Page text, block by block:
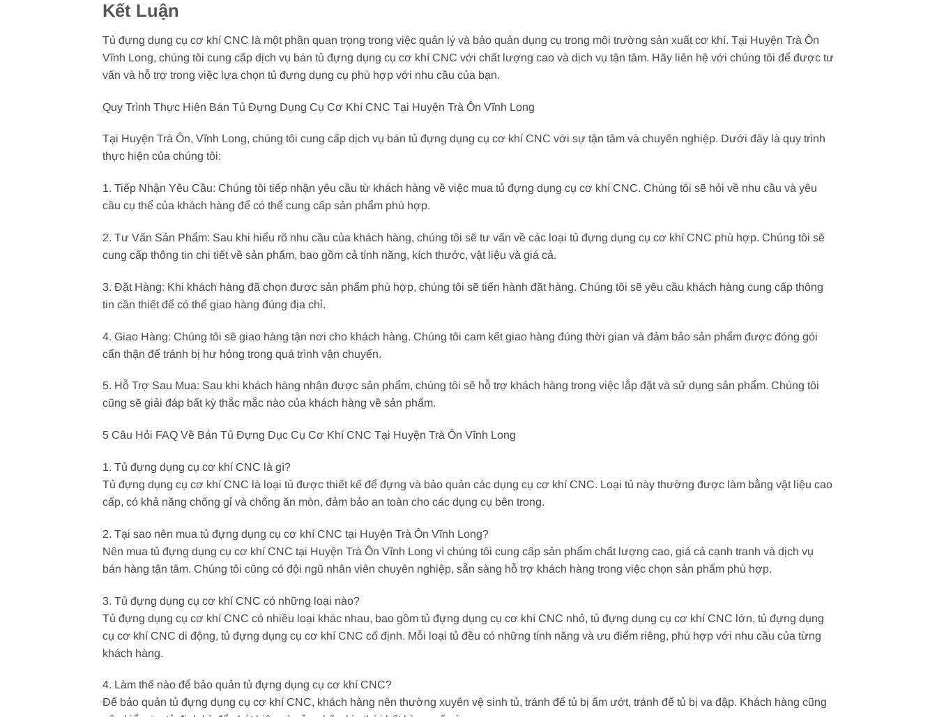
Kết Luận
Tủ đựng dụng cụ cơ khí CNC là một phần quan trọng trong việc quản lý và bảo quản dụng cụ trong môi trường sản xuất cơ khí. Tại Huyện Trà Ôn
Vĩnh Long, chúng tôi cung cấp dịch vụ bán tủ đựng dụng cụ cơ khí CNC với chất lượng cao và dịch vụ tận tâm. Hãy liên hệ với chúng tôi để được tư
vấn và hỗ trợ trong việc lựa chọn tủ đựng dụng cụ phù hợp với nhu cầu của bạn.
Quy Trình Thực Hiện Bán Tủ Đựng Dụng Cụ Cơ Khí CNC Tại Huyện Trà Ôn Vĩnh Long
Tại Huyện Trà Ôn, Vĩnh Long, chúng tôi cung cấp dịch vụ bán tủ đựng dụng cụ cơ khí CNC với sự tận tâm và chuyên nghiệp. Dưới đây là quy trình
thực hiện của chúng tôi:
1. Tiếp Nhận Yêu Cầu: Chúng tôi tiếp nhận yêu cầu từ khách hàng về việc mua tủ đựng dụng cụ cơ khí CNC. Chúng tôi sẽ hỏi về nhu cầu và yêu
cầu cụ thể của khách hàng để có thể cung cấp sản phẩm phù hợp.
2. Tư Vấn Sản Phẩm: Sau khi hiểu rõ nhu cầu của khách hàng, chúng tôi sẽ tư vấn về các loại tủ đựng dụng cụ cơ khí CNC phù hợp. Chúng tôi sẽ
cung cấp thông tin chi tiết về sản phẩm, bao gồm cả tính năng, kích thước, vật liệu và giá cả.
3. Đặt Hàng: Khi khách hàng đã chọn được sản phẩm phù hợp, chúng tôi sẽ tiến hành đặt hàng. Chúng tôi sẽ yêu cầu khách hàng cung cấp thông
tin cần thiết để có thể giao hàng đúng địa chỉ.
4. Giao Hàng: Chúng tôi sẽ giao hàng tận nơi cho khách hàng. Chúng tôi cam kết giao hàng đúng thời gian và đảm bảo sản phẩm được đóng gói
cẩn thận để tránh bị hư hỏng trong quá trình vận chuyển.
5. Hỗ Trợ Sau Mua: Sau khi khách hàng nhận được sản phẩm, chúng tôi sẽ hỗ trợ khách hàng trong việc lắp đặt và sử dụng sản phẩm. Chúng tôi
cũng sẽ giải đáp bất kỳ thắc mắc nào của khách hàng về sản phẩm.
5 Câu Hỏi FAQ Về Bán Tủ Đựng Dục Cụ Cơ Khí CNC Tại Huyện Trà Ôn Vĩnh Long
1. Tủ đựng dụng cụ cơ khí CNC là gì?
Tủ đựng dụng cụ cơ khí CNC là loại tủ được thiết kế để đựng và bảo quản các dụng cụ cơ khí CNC. Loại tủ này thường được làm bằng vật liệu cao
cấp, có khả năng chống gỉ và chống ăn mòn, đảm bảo an toàn cho các dụng cụ bên trong.
2. Tại sao nên mua tủ đựng dụng cụ cơ khí CNC tại Huyện Trà Ôn Vĩnh Long?
Nên mua tủ đựng dụng cụ cơ khí CNC tại Huyện Trà Ôn Vĩnh Long vì chúng tôi cung cấp sản phẩm chất lượng cao, giá cả cạnh tranh và dịch vụ
bán hàng tận tâm. Chúng tôi cũng có đội ngũ nhân viên chuyên nghiệp, sẵn sàng hỗ trợ khách hàng trong việc chọn sản phẩm phù hợp.
3. Tủ đựng dụng cụ cơ khí CNC có những loại nào?
Tủ đựng dụng cụ cơ khí CNC có nhiều loại khác nhau, bao gồm tủ đựng dụng cụ cơ khí CNC nhỏ, tủ đựng dụng cụ cơ khí CNC lớn, tủ đựng dụng
cụ cơ khí CNC di động, tủ đựng dụng cụ cơ khí CNC cố định. Mỗi loại tủ đều có những tính năng và ưu điểm riêng, phù hợp với nhu cầu của từng
khách hàng.
4. Làm thế nào để bảo quản tủ đựng dụng cụ cơ khí CNC?
Để bảo quản tủ đựng dụng cụ cơ khí CNC, khách hàng nên thường xuyên vệ sinh tủ, tránh để tủ bị ẩm ướt, tránh để tủ bị va đập. Khách hàng cũng